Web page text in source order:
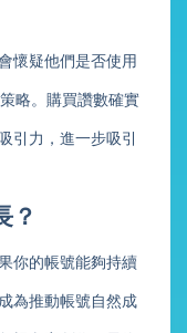
懷疑他們是否使用
略。購買讚數確實
引力，進一步吸引
？
你的帳號能夠持續
為推動帳號自然成